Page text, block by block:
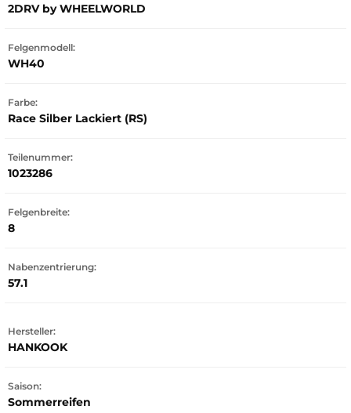
2DRV by WHEELWORLD
Felgenmodell:
WH40
Farbe:
Race Silber Lackiert (RS)
Teilenummer:
1023286
Felgenbreite:
8
Nabenzentrierung:
57.1
Hersteller:
HANKOOK
Saison:
Sommerreifen